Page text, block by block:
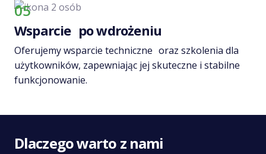
Wsparcie po wdrożeniu
Oferujemy wsparcie techniczne oraz szkolenia dla
użytkowników, zapewniając jej skuteczne i stabilne
funkcjonowanie.
05
Dlaczego warto z nami